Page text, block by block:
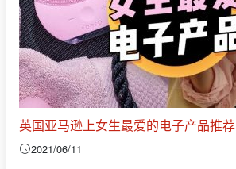
英国亚马逊上女生最爱的电子产品推荐
2021/06/11